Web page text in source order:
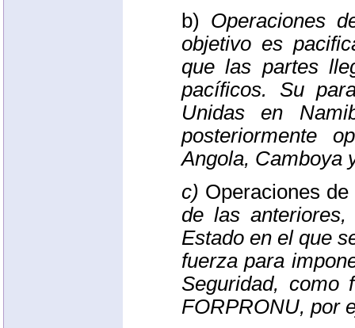
b) Operaciones
objetivo es
que las partes
pacíficos. Su
Unidas en
posteriormente
Angola, Camboya
c) Operaciones
de las
Estado en el que
fuerza para
Seguridad,
FORPRONU, por